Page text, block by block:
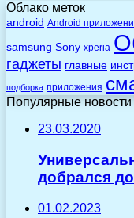
Облако меток
android Android
samsung Sony xperia
гаджеты главные
подборка приложения
Популярные новости
23.03.2020
добрался
01.02.2023